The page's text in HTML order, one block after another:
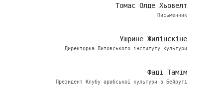
Томас Олде Хьовелт
Письменник
Ушрине Жилінскіне
Директорка Литовського інституту культури
Фаді Тамім
Президент Клубу арабської культури в Бейруті